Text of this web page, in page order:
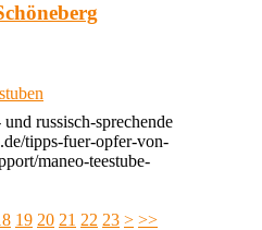
russisch-sprechende
tipps-fuer-opfer-von-
maneo-teestube-
19 20 21 22 23 > >>